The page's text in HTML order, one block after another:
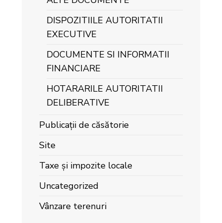
DISPOZITIILE AUTORITATII
EXECUTIVE
DOCUMENTE SI INFORMATII
FINANCIARE
HOTARARILE AUTORITATII
DELIBERATIVE
Publicații de căsătorie
Site
Taxe și impozite locale
Uncategorized
Vânzare terenuri